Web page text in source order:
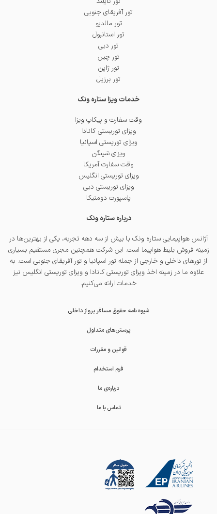
تور آفریقای جنوبی
تور مالدیو
تور استانبول
تور دبی
تور چین
تور ژاپن
تور برزیل
خدمات ویزا ستاره ونک
وقت سفارت و پیکاپ ویزا
ویزای توریستی کانادا
ویزای توریستی اسپانیا
ویزای شینگن
وقت سفارت آمریکا
ویزای توریستی انگلیس
ویزای توریستی دبی
پاسپورت دومنیکا
درباره ستاره ونک
آژانس هواپیمایی ستاره ونک با بیش از سه دهه تجربه، یکی از بهترین‌ها در
زمینه فروش بلیط هواپیما است. این شرکت همچنین مجری مستقیم بسیاری
از تورهای داخلی و خارجی از جمله تور اسپانیا و تور آفریقای جنوبی است. به
علاوه ما در زمینه اخذ ویزای توریستی کانادا و ویزای توریستی انگلیس نیز
خدمات ارائه می‌کنیم.
شیوه نامه حقوق مسافر پرواز داخلی
پرسش‌های متداول
قوانین و مقررات
فرم استخدام
درباره‌ی ما
تماس با ما